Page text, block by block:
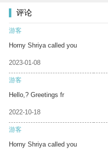
评论
游客
Horny Shriya called you
2023-01-08
游客
Hello,? Greetings fr
2022-10-18
游客
Horny Shriya called you